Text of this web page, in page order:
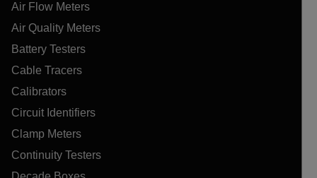
Air Flow Meters
Air Quality Meters
Battery Testers
Cable Tracers
Calibrators
Circuit Identifiers
Clamp Meters
Continuity Testers